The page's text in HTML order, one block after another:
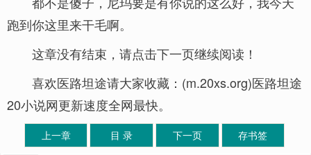
跑到你这里来干毛啊。
这章没有结束，请点击下一页继续阅读！
喜欢医路坦途请大家收藏：(m.20xs.org)医路坦途
20小说网更新速度全网最快。
上一章 目 录 下一页 存书签